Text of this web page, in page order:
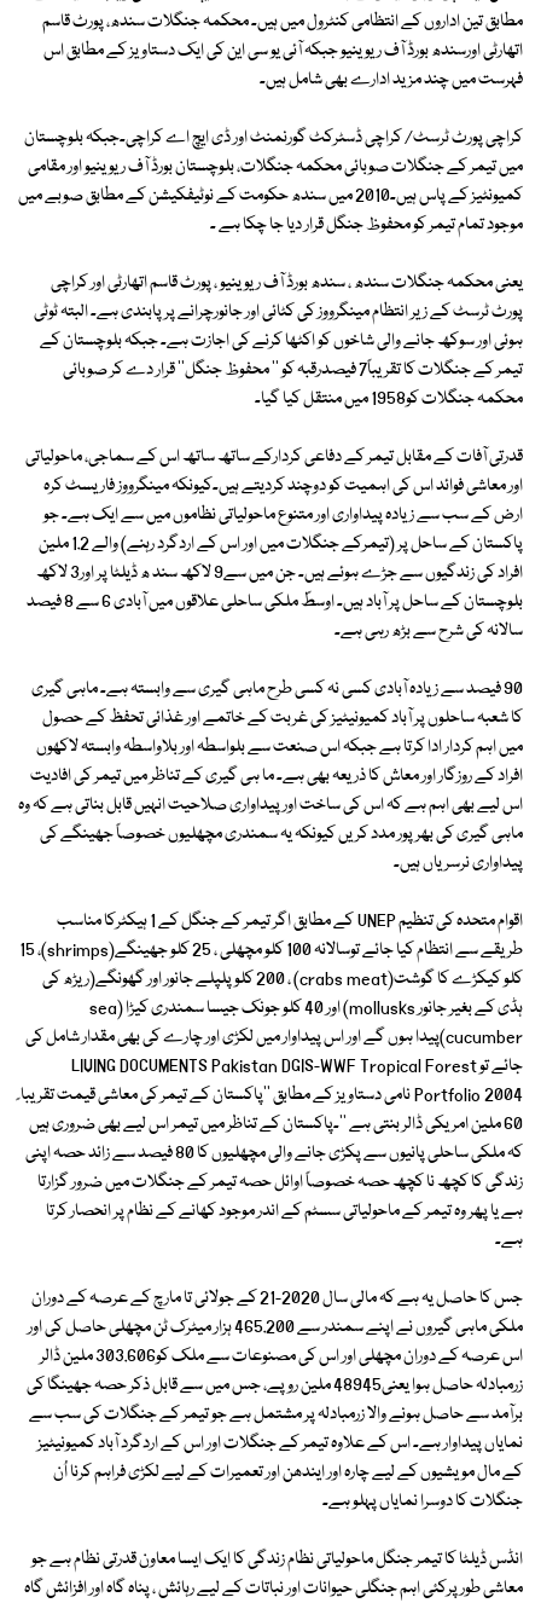
مطابق تین اداروں کے انتظامی کنٹرول میں ہیں۔ محکمہ جنگلات سندھ، پورٹ قاسم
اتھارٹی اورسندھ بورڈ آف ریوینیو جبکہ آئی یو سی این کی ایک دستاویز کے مطابق اس
فہرست میں چند مزید ادارے بھی شامل ہیں۔
کراچی پورٹ ٹرسٹ/ کراچی ڈسٹرکٹ گورنمنٹ اور ڈی ایچ اے کراچی۔جبکہ بلوچستان
میں تیمر کے جنگلات صوبائی محکمہ جنگلات، بلوچستان بورڈ آف ریوینیو اور مقامی
کمیونٹیز کے پاس ہیں۔2010 میں سندھ حکومت کے نوٹیفکیشن کے مطابق صوبے میں
موجود تمام تیمر کو محفوظ جنگل قرار دیا جا چکا ہے ۔
یعنی محکمہ جنگلات سندھ ، سندھ بورڈ آف ریوینیو ، پورٹ قاسم اتھارٹی اور کراچی
پورٹ ٹرسٹ کے زیر انتظام مینگرووز کی کٹائی اور جانورچرانے پر پابندی ہے۔ البتہ ٹوٹی
ہوئی اور سوکھ جانے والی شاخوں کو اکٹھا کرنے کی اجازت ہے۔ جبکہ بلوچستان کے
تیمر کے جنگلات کا تقریباً7 فیصدرقبہ کو '' محفوظ جنگل'' قرار دے کر صوبائی
محکمہ جنگلات کو1958 میں منتقل کیا گیا۔
قدرتی آفات کے مقابل تیمر کے دفاعی کردارکے ساتھ ساتھ اس کے سماجی، ماحولیاتی
اور معاشی فوائد اس کی اہمیت کو دوچند کردیتے ہیں۔کیونکہ مینگرووز فاریسٹ کرہ
ارض کے سب سے زیادہ پیداواری اور متنوع ماحولیاتی نظاموں میں سے ایک ہے۔ جو
پاکستان کے ساحل پر (تیمرکے جنگلات میں اور اس کے اردگرد رہنے) والے 1.2 ملین
افراد کی زندگیوں سے جڑے ہوئے ہیں۔ جن میں سے9 لاکھ سند ھ ڈیلٹا پر اور3 لاکھ
بلوچستان کے ساحل پر آباد ہیں۔ اوسطً ملکی ساحلی علاقوں میں آبادی 6 سے 8 فیصد
سالانہ کی شرح سے بڑھ رہی ہے۔
90 فیصد سے زیادہ آبادی کسی نہ کسی طرح ماہی گیری سے وابستہ ہے۔ ماہی گیری
کا شعبہ ساحلوں پر آباد کمیونیٹیز کی غربت کے خاتمے اور غذائی تحفظ کے حصول
میں اہم کردار ادا کرتا ہے جبکہ اس صنعت سے بلواسطہ اور بلاواسطہ وابستہ لاکھوں
افراد کے روزگار اور معاش کا ذریعہ بھی ہے۔ ما ہی گیری کے تناظر میں تیمر کی افادیت
اس لیے بھی اہم ہے کہ اس کی ساخت اور پیداواری صلاحیت انہیں قابل بناتی ہے کہ وہ
ماہی گیری کی بھرپور مدد کریں کیونکہ یہ سمندری مچھلیوں خصوصاً جھینگے کی
پیداواری نرسریاں ہیں۔
اقوام متحدہ کی تنظیم UNEP کے مطابق اگر تیمر کے جنگل کے 1 ہیکٹرکا مناسب
طریقے سے انتظام کیا جائے توسالانہ 100 کلو مچھلی ، 25 کلو جھینگے(shrimps)، 15
کلو کیکڑے کا گوشت(crabs meat) ، 200 کلو پلپلے جانور اور گھونگے(ریڑھ کی
ہڈی کے بغیر جانور mollusks) اور 40 کلو جونک جیسا سمندری کیڑا (sea
cucumber)پیدا ہوں گے اور اس پیداوار میں لکڑی اور چارے کی بھی مقدار شامل کی
جائے تو LIVING DOCUMENTS Pakistan DGIS-WWF Tropical Forest
Portfolio 2004 نامی دستاویز کے مطابق ''پاکستان کے تیمر کی معاشی قیمت تقریبا ً
60 ملین امریکی ڈالر بنتی ہے ''۔پاکستان کے تناظر میں تیمر اس لیے بھی ضروری ہیں
کہ ملکی ساحلی پانیوں سے پکڑی جانے والی مچھلیوں کا 80 فیصد سے زائد حصہ اپنی
زندگی کا کچھ نا کچھ حصہ خصوصاً اوائل حصہ تیمر کے جنگلات میں ضرور گزارتا
ہے یا پھر وہ تیمر کے ماحولیاتی سسٹم کے اندر موجود کھانے کے نظام پر انحصار کرتا
ہے۔
جس کا حاصل یہ ہے کہ مالی سال 2020-21 کے جولائی تا مارچ کے عرصہ کے دوران
ملکی ماہی گیروں نے اپنے سمندر سے 465.200 ہزار میٹرک ٹن مچھلی حاصل کی اور
اس عرصہ کے دوران مچھلی اور اس کی مصنوعات سے ملک کو303.606 ملین ڈالر
زرمبادلہ حاصل ہوا یعنی48945 ملین روپے، جس میں سے قابل ذکر حصہ جھینگا کی
برآمد سے حاصل ہونے والا زرمبادلہ پر مشتمل ہے جو تیمر کے جنگلات کی سب سے
نمایاں پیداوار ہے۔ اس کے علاوہ تیمر کے جنگلات اور اس کے اردگرد آباد کمیونیٹیز
کے مال مویشیوں کے لیے چارہ اور ایندھن اور تعمیرات کے لیے لکڑی فراہم کرنا اُن
جنگلات کا دوسرا نمایاں پہلو ہے۔
انڈس ڈیلٹا کا تیمر جنگل ماحولیاتی نظام زندگی کا ایک ایسا معاون قدرتی نظام ہے جو
معاشی طور پرکئی اہم جنگلی حیوانات اور نباتات کے لیے رہائش ، پناہ گاہ اور افزائش گاہ